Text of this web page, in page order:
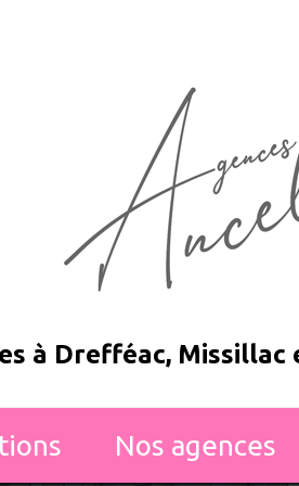
à Drefféac, Missillac
nos agences